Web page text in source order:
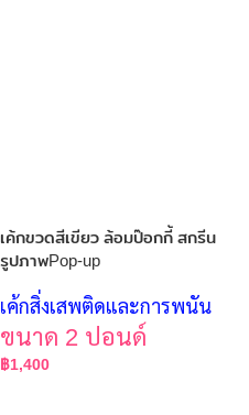
เค้กขวดสีเขียว ล้อมป๊อกกี้ สกรีน
รูปภาพPop-up
เค้กสิ่งเสพติดและการพนัน
ขนาด 2 ปอนด์
฿1,400